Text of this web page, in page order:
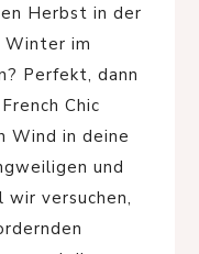
Herbst in der
Winter im
Perfekt, dann
Chic
Wind in deine
und
versuchen,